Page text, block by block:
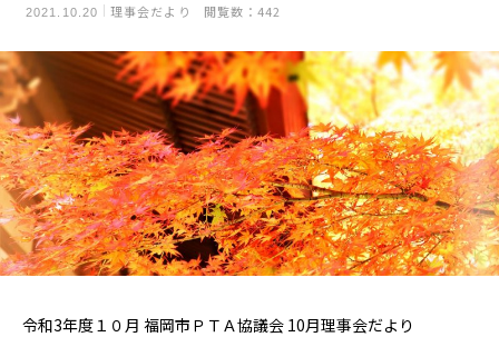
2021.10.20 理事会だより 閲覧数：442
令和3年度１０月 福岡市ＰＴＡ協議会 10月理事会だより